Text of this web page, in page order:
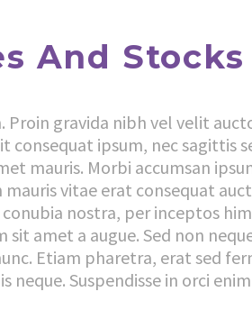
And Stocks
Proin gravida nibh vel velit
consequat ipsum, nec sagittis
mauris. Morbi accumsan
mauris vitae erat consequat
nostra, per inceptos
sit amet a augue. Sed non
Etiam pharetra, erat sed
neque. Suspendisse in orci